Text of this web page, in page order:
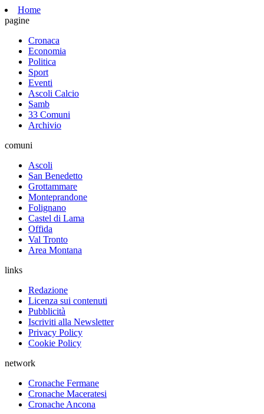
Home
pagine
Cronaca
Economia
Politica
Sport
Eventi
Ascoli Calcio
Samb
33 Comuni
Archivio
comuni
Ascoli
San Benedetto
Grottammare
Monteprandone
Folignano
Castel di Lama
Offida
Val Tronto
Area Montana
links
Redazione
Licenza sui contenuti
Pubblicità
Iscriviti alla Newsletter
Privacy Policy
Cookie Policy
network
Cronache Fermane
Cronache Maceratesi
Cronache Ancona